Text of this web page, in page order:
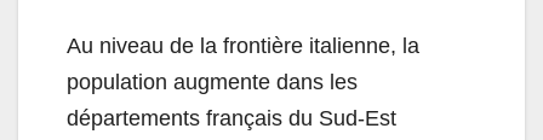
Au niveau de la frontière italienne, la
population augmente dans les
départements français du Sud-Est